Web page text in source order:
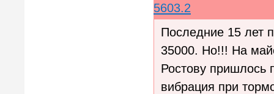
5603.2
Последние 15 лет
35000. Но!!! На
Ростову пришлось
вибрация при